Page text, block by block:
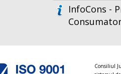
InfoCons -
Consiliul